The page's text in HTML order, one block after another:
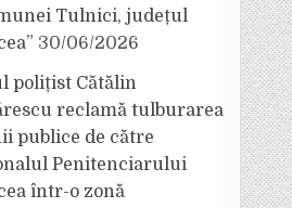
Tulnici, județul
30/06/2026
polițist Cătălin
reclamă tulburarea
publice de către
Penitenciarului
într-o zonă